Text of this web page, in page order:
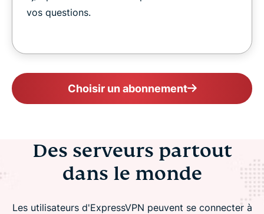
vos questions.
Choisir un abonnement
Des serveurs partout
dans le monde
Les utilisateurs d'ExpressVPN peuvent se connecter à